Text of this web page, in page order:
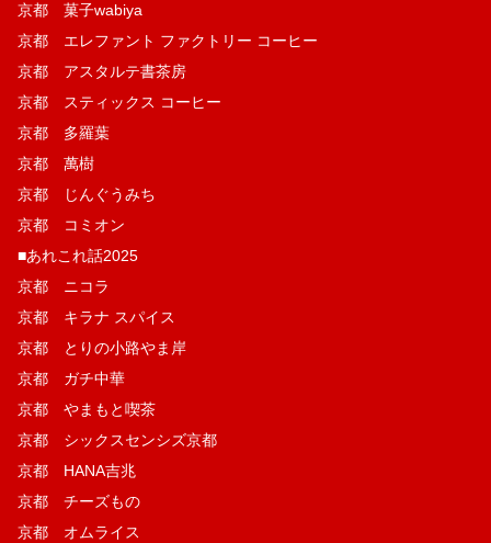
京都 菓子wabiya
京都 エレファント ファクトリー コーヒー
京都 アスタルテ書茶房
京都 スティックス コーヒー
京都 多羅葉
京都 萬樹
京都 じんぐうみち
京都 コミオン
■あれこれ話2025
京都 ニコラ
京都 キラナ スパイス
京都 とりの小路やま岸
京都 ガチ中華
京都 やまもと喫茶
京都 シックスセンシズ京都
京都 HANA吉兆
京都 チーズもの
京都 オムライス